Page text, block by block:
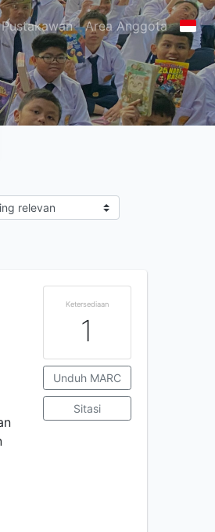
Pustakawan Area Anggota
Ketersediaan
1
Unduh MARC
Sitasi